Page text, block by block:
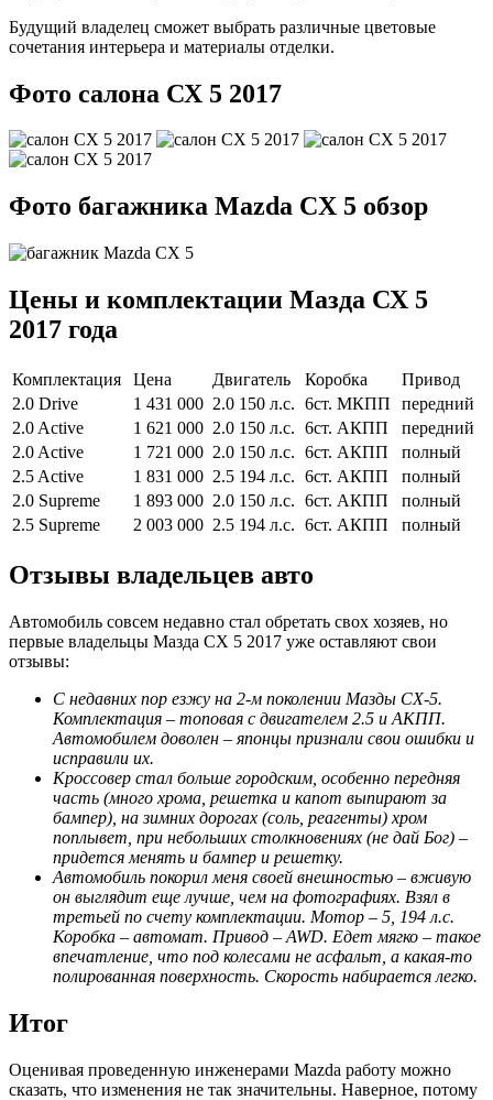
Будущий владелец сможет выбрать различные цветовые
сочетания интерьера и материалы отделки.
Фото салона СХ 5 2017
Фото багажника Mazda CX 5 обзор
Цены и комплектации Мазда СХ 5
2017 года
Комплектация Цена Двигатель Коробка
Привод
2.0 Drive
1 431 000 2.0 150 л.с. 6ст. МКПП
передний
2.0 Active
1 621 000 2.0 150 л.с. 6ст. АКПП
передний
2.0 Active
1 721 000 2.0 150 л.с. 6ст. АКПП
полный
2.5 Active
1 831 000 2.5 194 л.с. 6ст. АКПП
полный
2.0 Supreme
1 893 000 2.0 150 л.с. 6ст. АКПП
полный
2.5 Supreme
2 003 000 2.5 194 л.с. 6ст. АКПП полный
Отзывы владельцев авто
Автомобиль совсем недавно стал обретать свох хозяев, но
первые владельцы Мазда СХ 5 2017 уже оставляют свои
отзывы:
С недавних пор езжу на 2-м поколении Мазды СХ-5.
Комплектация – топовая с двигателем 2.5 и АКПП.
Автомобилем доволен – японцы признали свои ошибки и
исправили их.
Кроссовер стал больше городским, особенно передняя
часть (много хрома, решетка и капот выпирают за
бампер), на зимних дорогах (соль, реагенты) хром
поплывет, при небольших столкновениях (не дай Бог) –
придется менять и бампер и решетку.
Автомобиль покорил меня своей внешностью – вживую
он выглядит еще лучше, чем на фотографиях. Взял в
третьей по счету комплектации. Мотор – 5, 194 л.с.
Коробка – автомат. Привод – AWD. Едет мягко – такое
впечатление, что под колесами не асфальт, а какая-то
полированная поверхность. Скорость набирается легко.
Итог
Оценивая проведенную инженерами Mazda работу можно
сказать, что изменения не так значительны. Наверное, потому